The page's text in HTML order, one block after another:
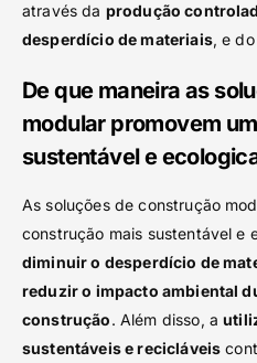
através da produção
desperdício de materiais, e do
De que maneira as
modular promovem
sustentável e
As soluções de construção
construção mais sustentável e
diminuir o desperdício de
reduzir o impacto ambiental
construção. Além disso, a
sustentáveis e recicláveis